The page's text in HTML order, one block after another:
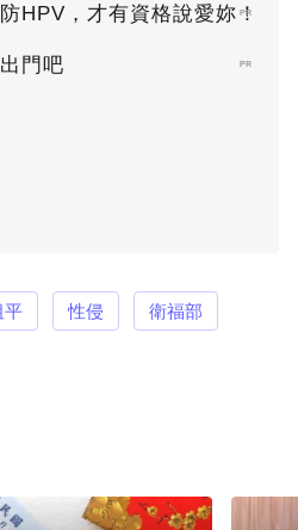
HPV，才有資格說愛妳！
PR
門吧 PR
平 性侵 衛福部